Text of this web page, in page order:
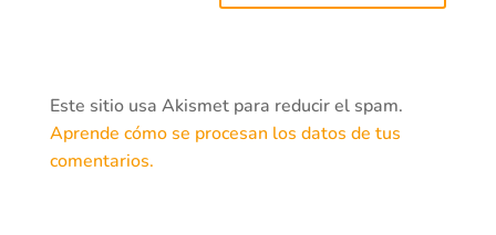
Este sitio usa Akismet para reducir el spam.
Aprende cómo se procesan los datos de tus
comentarios.